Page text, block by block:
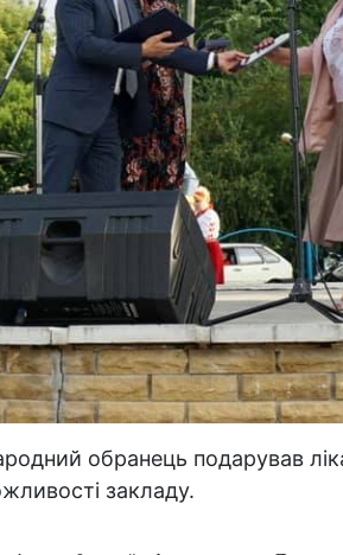
обранець подарував
закладу.